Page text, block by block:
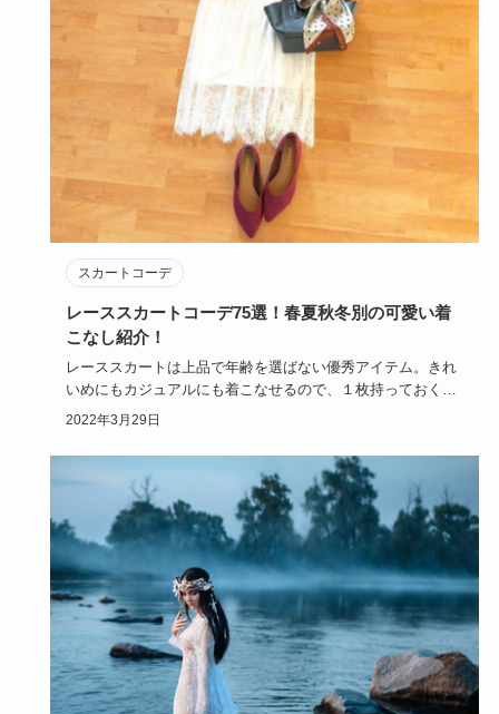
スカートコーデ
レーススカートコーデ75選！春夏秋冬別の可愛い着
こなし紹介！
レーススカートは上品で年齢を選ばない優秀アイテム。きれ
いめにもカジュアルにも着こなせるので、１枚持っておくと
コーデの幅が広…
2022年3月29日